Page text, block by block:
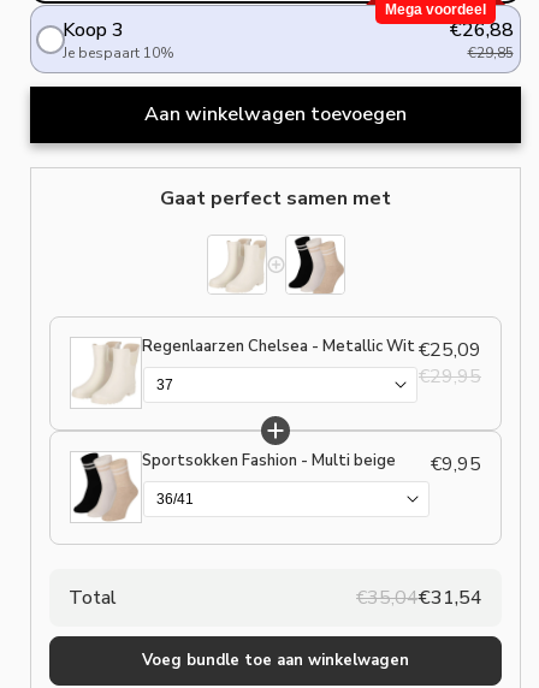
Mega voordeel
Koop 3
Je bespaart 10%
€26,88
€29,85
Aan winkelwagen toevoegen
Gaat perfect samen met
Regenlaarzen Chelsea - Metallic Wit€25,09
€29,95
Sportsokken Fashion - Multi beige €9,95
Total €35,04€31,54
Voeg bundle toe aan winkelwagen